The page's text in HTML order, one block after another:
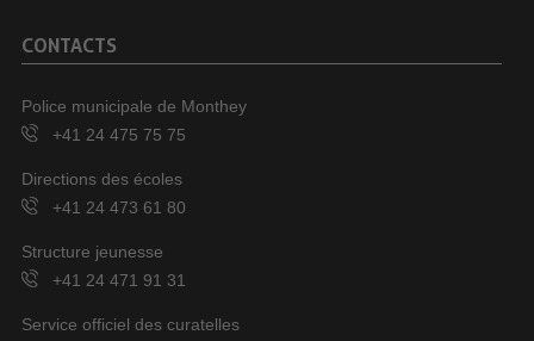
CONTACTS
Police municipale de Monthey
+41 24 475 75 75
Directions des écoles
+41 24 473 61 80
Structure jeunesse
+41 24 471 91 31
Service officiel des curatelles